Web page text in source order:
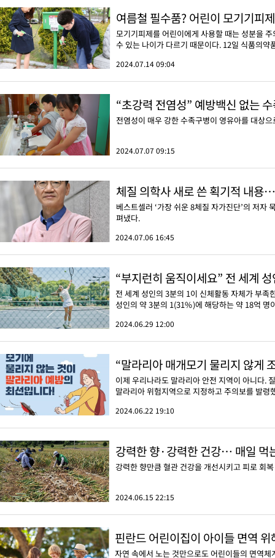
여름철 필수품? 어린이 모기기피
모기기피제를 어린이에게 사용할 때는 성분을
수 있는 나이가 다르기 때문이다. 12일 식품의
2024.07.14 09:04
“초강력 전염성” 예방백신 없는
전염성이 매우 강한 수족구병이 영유아를 대상
2024.07.07 09:15
체질 의학사 새로 쓴 획기적 내용
베스트셀러 ‘가장 쉬운 8체질 자가진단’의 저자
펴냈다.
2024.07.06 16:45
“부지런히 움직이세요” 전 세계
전 세계 성인의 3분의 1이 신체활동 자체가 부
성인의 약 3분의 1(31%)에 해당하는 약 18억 명
2024.06.29 12:00
“말라리아 매개모기 물리지 않게
이제 우리나라도 말라리아 안전 지역이 아니다.
말라리아 위험지역으로 지정하고 주의보를 발령
2024.06.22 19:10
강력한 향·강력한 건강… 매일 먹
강력한 향만큼 혈관 건강을 개선시키고 피로 회
2024.06.15 22:15
핀란드 어린이집이 아이들 면역 위
자연 속에서 노는 것만으로도 어린이들의 면역